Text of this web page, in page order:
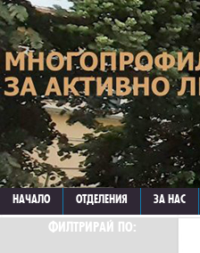
НАЧАЛО ОТДЕЛЕНИЯ ЗА НАС
ФИЛТРИРАЙ ПО: